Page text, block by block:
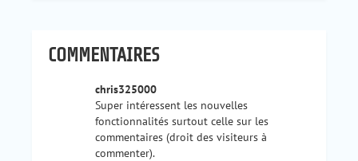
COMMENTAIRES
chris325000
Super intéressent les nouvelles
fonctionnalités surtout celle sur les
commentaires (droit des visiteurs à
commenter).